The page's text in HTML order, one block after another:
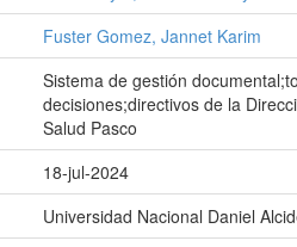
Fuster Gomez, Jannet Karim
Sistema de gestión
decisiones;directivos de la
Salud Pasco
18-jul-2024
Universidad Nacional Daniel